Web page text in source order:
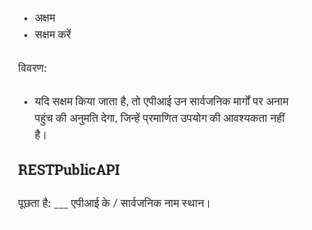
अक्षम
सक्षम करें
विवरण:
यदि सक्षम किया जाता है, तो एपीआई उन सार्वजनिक मार्गों पर अनाम
पहुंच की अनुमति देगा, जिन्हें प्रमाणित उपयोग की आवश्यकता नहीं
है।
RESTPublicAPI
पूछता है: ___ एपीआई के / सार्वजनिक नाम स्थान।